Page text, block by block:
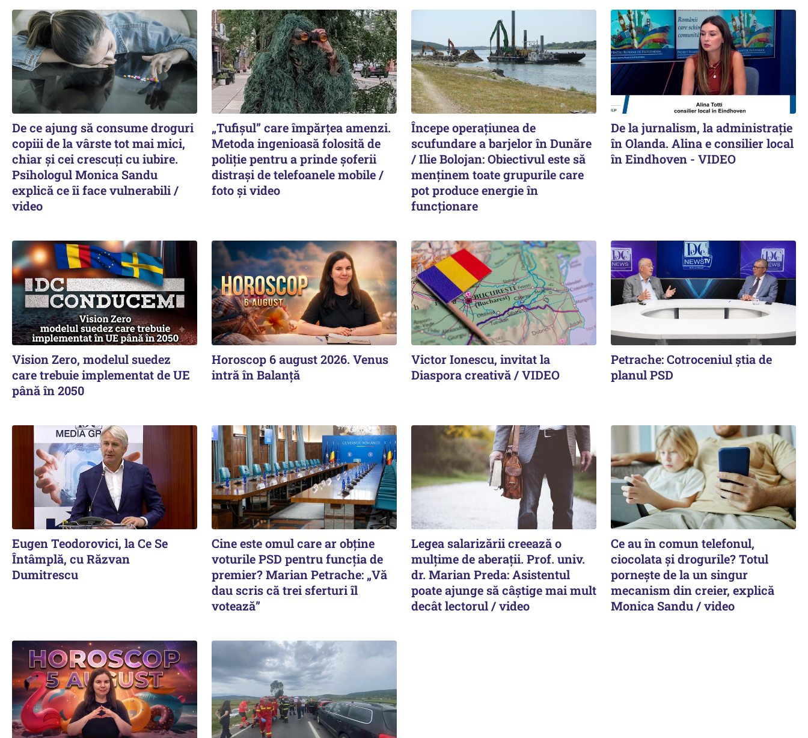
De ce ajung să consume droguri
copiii de la vârste tot mai mici,
chiar și cei crescuți cu iubire.
Psihologul Monica Sandu
explică ce îi face vulnerabili /
video
„Tufișul” care împărțea amenzi.
Metoda ingenioasă folosită de
poliție pentru a prinde șoferii
distrași de telefoanele mobile /
foto și video
Începe operațiunea de
scufundare a barjelor în Dunăre
/ Ilie Bolojan: Obiectivul este să
menținem toate grupurile care
pot produce energie în
funcționare
De la jurnalism, la administrație
în Olanda. Alina e consilier local
în Eindhoven - VIDEO
Vision Zero, modelul suedez
care trebuie implementat de UE
până în 2050
Horoscop 6 august 2026. Venus
intră în Balanță
Victor Ionescu, invitat la
Diaspora creativă / VIDEO
Petrache: Cotroceniul știa de
planul PSD
Eugen Teodorovici, la Ce Se
Întâmplă, cu Răzvan
Dumitrescu
Cine este omul care ar obține
voturile PSD pentru funcția de
premier? Marian Petrache: „Vă
dau scris că trei sferturi îl
votează”
Legea salarizării creează o
mulțime de aberații. Prof. univ.
dr. Marian Preda: Asistentul
poate ajunge să câștige mai mult
decât lectorul / video
Ce au în comun telefonul,
ciocolata și drogurile? Totul
pornește de la un singur
mecanism din creier, explică
Monica Sandu / video